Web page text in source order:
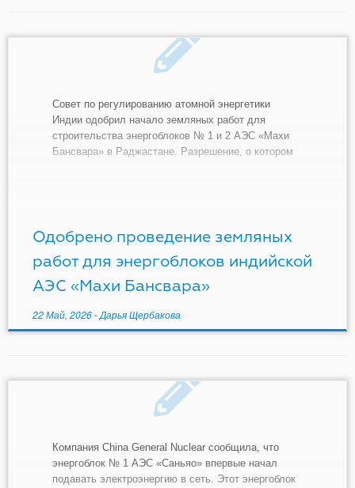
Совет по регулированию атомной энергетики
Индии одобрил начало земляных работ для
строительства энергоблоков № 1 и 2 АЭС «Махи
Бансвара» в Раджастане. Разрешение, о котором
планируется установить на […]
Одобрено проведение земляных
работ для энергоблоков индийской
АЭС «Махи Бансвара»
22 Май, 2026-Дарья Щербакова
Компания China General Nuclear сообщила, что
энергоблок № 1 АЭС «Саньяо» впервые начал
подавать электроэнергию в сеть. Этот энергоблок